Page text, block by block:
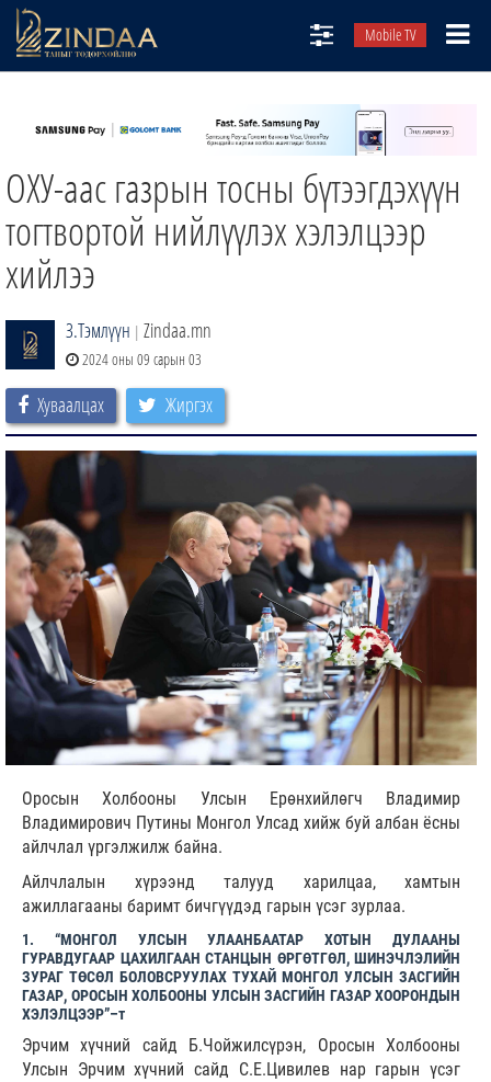
Mobile TV
ТВ8
ӨГЛӨӨНИЙ СОНИН
ЗИНДАА СЭТГҮҮЛ
ОХУ-аас газрын тосны бүтээгдэхүүн
тогтвортой нийлүүлэх хэлэлцээр
хийлээ
З.Тэмлүүн | Zindaa.mn
2024 оны 09 сарын 03
Хуваалцах Жиргэх
Оросын Холбооны Улсын Ерөнхийлөгч Владимир
Владимирович Путины Монгол Улсад хийж буй албан ёсны
айлчлал үргэлжилж байна.
Айлчлалын хүрээнд талууд харилцаа, хамтын
ажиллагааны баримт бичгүүдэд гарын үсэг зурлаа.
1. “МОНГОЛ УЛСЫН УЛААНБААТАР ХОТЫН ДУЛААНЫ
ГУРАВДУГААР ЦАХИЛГААН СТАНЦЫН ӨРГӨТГӨЛ, ШИНЭЧЛЭЛИЙН
ЗУРАГ ТӨСӨЛ БОЛОВСРУУЛАХ ТУХАЙ МОНГОЛ УЛСЫН ЗАСГИЙН
ГАЗАР, ОРОСЫН ХОЛБООНЫ УЛСЫН ЗАСГИЙН ГАЗАР ХООРОНДЫН
ХЭЛЭЛЦЭЭР”–т
Эрчим хүчний сайд Б.Чойжилсүрэн, Оросын Холбооны
Улсын Эрчим хүчний сайд С.Е.Цивилев нар гарын үсэг